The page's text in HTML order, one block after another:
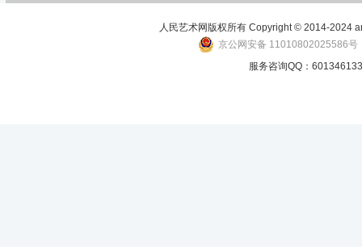
人民艺术网版权所有 Copyright © 2014-
京公网安备 11010802025586号
服务咨询QQ：